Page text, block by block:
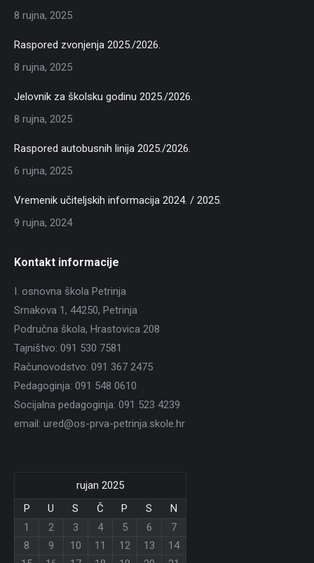
8 rujna, 2025
Raspored zvonjenja 2025./2026.
8 rujna, 2025
Jelovnik za školsku godinu 2025./2026.
8 rujna, 2025
Raspored autobusnih linija 2025./2026.
6 rujna, 2025
Vremenik učiteljskih informacija 2024. / 2025.
9 rujna, 2024
Kontakt informacije
I. osnovna škola Petrinja
Srnakova 1, 44250, Petrinja
Područna škola, Hrastovica 208
Tajništvo: 091 530 7581
Računovodstvo: 091 367 2475
Pedagoginja: 091 548 0610
Socijalna pedagoginja: 091 523 4239
email: ured@os-prva-petrinja.skole.hr
rujan 2025
P
U S Č P S
N
1
2 3 4 5 6
7
8
9 10 11 12 13
14